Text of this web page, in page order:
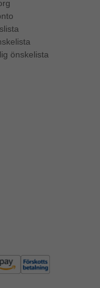
önskelista